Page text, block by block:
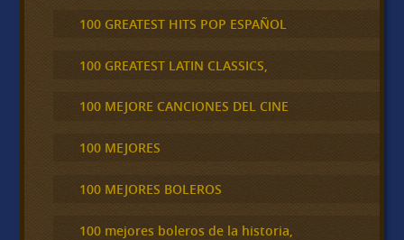
100 GREATEST HITS POP ESPAÑOL
100 GREATEST LATIN CLASSICS,
100 MEJORE CANCIONES DEL CINE
100 MEJORES
100 MEJORES BOLEROS
100 mejores boleros de la historia,